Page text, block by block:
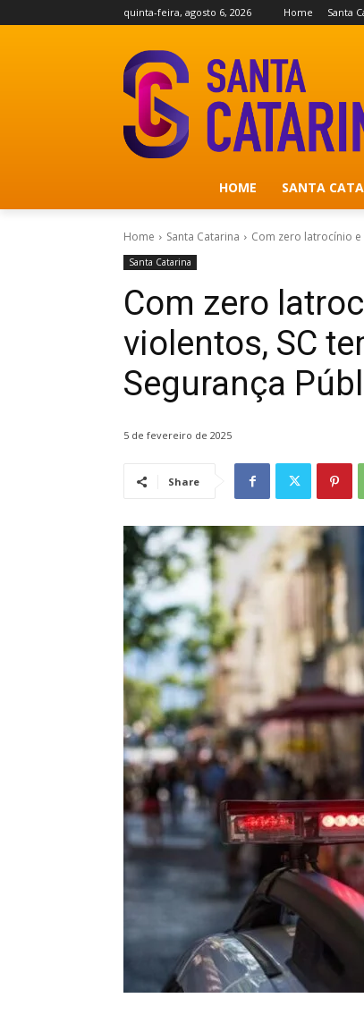
quinta-feira, agosto 6, 2026 Home Santa
HOME SANTA
Home Santa Catarina Com zero latrocínio
Santa Catarina
Com zero
violentos, SC
Segurança
5 de fevereiro de 2025
Share